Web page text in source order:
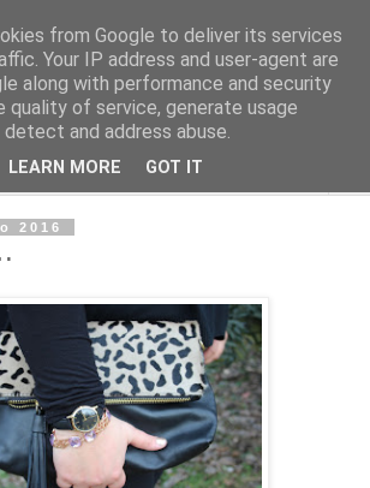
Rosa Blog
2016
from Google to deliver its services
Your IP address and user-agent are
along with performance and security
quality of service, generate usage
and address abuse.
LEARN MORE GOT IT